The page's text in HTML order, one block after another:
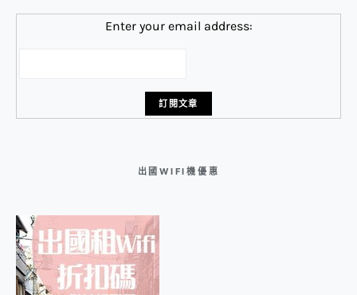
Enter your email address:
出國WIFI機優惠